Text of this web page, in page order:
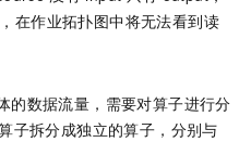
在作业拓扑图中将无法看到读
的数据流量，需要对算子进行分
子拆分成独立的算子，分别与